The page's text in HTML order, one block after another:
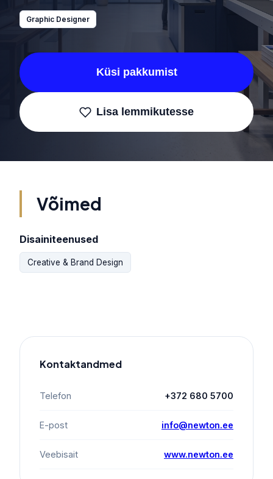
Graphic Designer
Küsi pakkumist
Lisa lemmikutesse
Võimed
Disainiteenused
Creative & Brand Design
Kontaktandmed
Telefon +372 680 5700
E-post info@newton.ee
Veebisait www.newton.ee